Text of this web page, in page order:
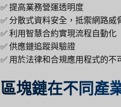
✅ 提高業務營運透明度
✅ 分散式資料安全，抵禦網路威
✅ 利用智慧合約實現流程自動化
✅ 供應鏈追蹤與驗證
✅ 用於法律和合規應用程式的不
區塊鏈在不同產